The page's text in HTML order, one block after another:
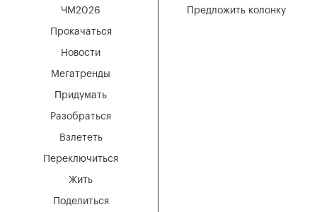
Мегатренды
Придумать
Разобраться
Взлететь
Новости
Переключиться
Жить
Поделиться
ЧМ2026
Прокачаться
Предложить колонку